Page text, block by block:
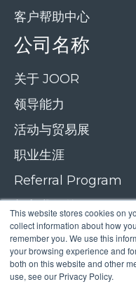
This website stores cookies on
collect information about how
remember you. We use this
your browsing experience and
both on this website and other
use, see our Privacy Policy.
客户帮助中心
公司名称
关于 JOOR
领导能力
活动与贸易展
职业生涯
Referral Program
加入我们的
联系我们